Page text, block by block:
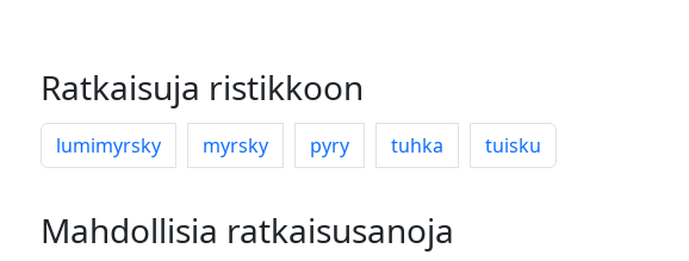
Ratkaisuja ristikkoon
lumimyrsky myrsky pyry tuhka tuisku
Mahdollisia ratkaisusanoja